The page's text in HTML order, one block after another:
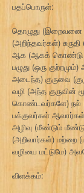
பதப்பொருள்:
தொழுது (இறைவனை
(அறிந்தவர்கள்)
ஆக (ஆகக் கொண்டு
பழுது (ஒரு
அடைந்த) குருவை
வழி (அந்த குருவின்
கொண்டவர்களே) நல்
பக்குவர்கள்
அழிவு (மீண்டும்
(அறிவார்கள்) மற்றை
வழியை மட்டுமே)
விளக்கம்: